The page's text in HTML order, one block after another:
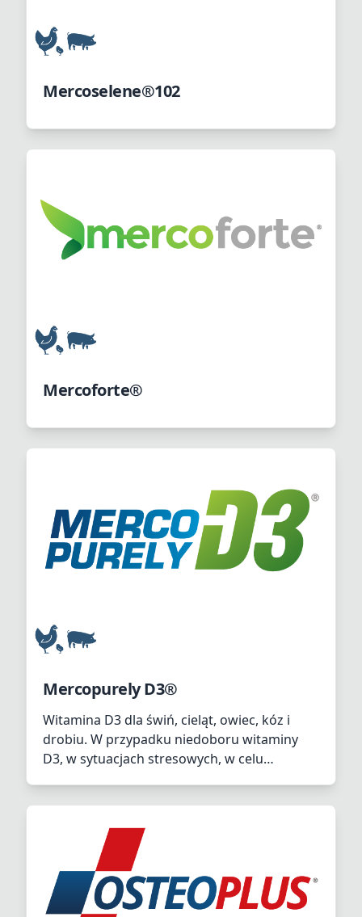
Mercoselene®102
Mercoforte®
Mercopurely D3®
Witamina D3 dla świń, cieląt, owiec, kóz i
drobiu. W przypadku niedoboru witaminy
D3, w sytuacjach stresowych, w celu